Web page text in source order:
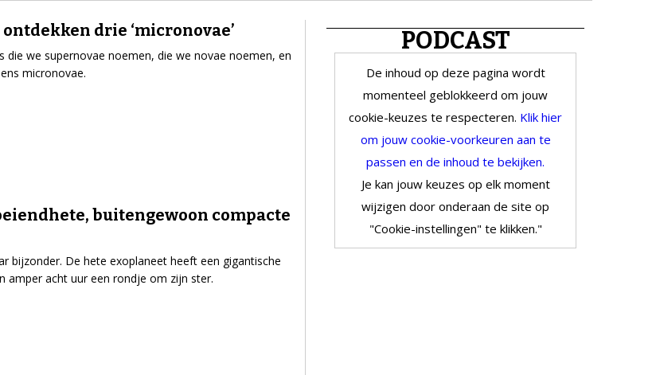
drie ‘micronovae’
die we supernovae noemen, die we novae noemen, en
micronovae.
buitengewoon compacte
bijzonder. De hete exoplaneet heeft een gigantische
amper acht uur een rondje om zijn ster.
PODCAST
De inhoud op deze pagina wordt
momenteel geblokkeerd om jouw
cookie-keuzes te respecteren. Klik hier
om jouw cookie-voorkeuren aan te
passen en de inhoud te bekijken.
Je kan jouw keuzes op elk moment
wijzigen door onderaan de site op
"Cookie-instellingen" te klikken."